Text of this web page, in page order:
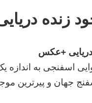
زنده
دریایی +عکس
اسفنجی به
جهان و پیرترین